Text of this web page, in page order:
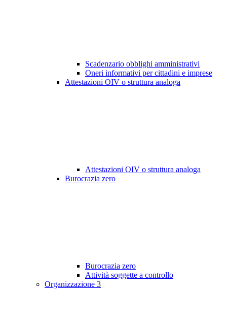
Scadenzario obblighi amministrativi
Oneri informativi per cittadini e imprese
Attestazioni OIV o struttura analoga
Attestazioni OIV o struttura analoga
Burocrazia zero
Burocrazia zero
Attività soggette a controllo
Organizzazione 3